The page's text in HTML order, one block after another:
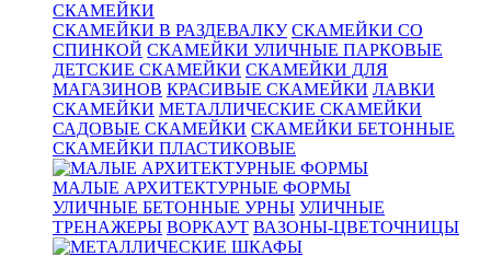
СКАМЕЙКИ
СКАМЕЙКИ В РАЗДЕВАЛКУ СКАМЕЙКИ СО
СПИНКОЙ СКАМЕЙКИ УЛИЧНЫЕ ПАРКОВЫЕ
ДЕТСКИЕ СКАМЕЙКИ СКАМЕЙКИ ДЛЯ
МАГАЗИНОВ КРАСИВЫЕ СКАМЕЙКИ ЛАВКИ
СКАМЕЙКИ МЕТАЛЛИЧЕСКИЕ СКАМЕЙКИ
САДОВЫЕ СКАМЕЙКИ СКАМЕЙКИ БЕТОННЫЕ
СКАМЕЙКИ ПЛАСТИКОВЫЕ
МАЛЫЕ АРХИТЕКТУРНЫЕ ФОРМЫ
УЛИЧНЫЕ БЕТОННЫЕ УРНЫ УЛИЧНЫЕ
ТРЕНАЖЕРЫ ВОРКАУТ ВАЗОНЫ-ЦВЕТОЧНИЦЫ